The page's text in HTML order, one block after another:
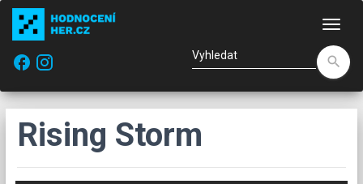
facebook
search
Rising Storm